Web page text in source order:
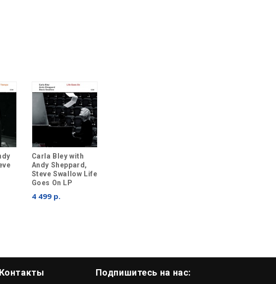
Carla Bley with
Andy Sheppard,
Steve Swallow Life
Goes On LP
4 499 р.
Контакты Подпишитесь на нас: